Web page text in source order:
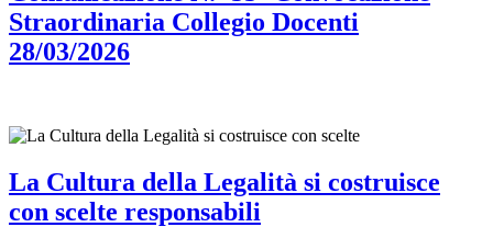
Straordinaria Collegio Docenti
28/03/2026
La Cultura della Legalità si costruisce
con scelte responsabili